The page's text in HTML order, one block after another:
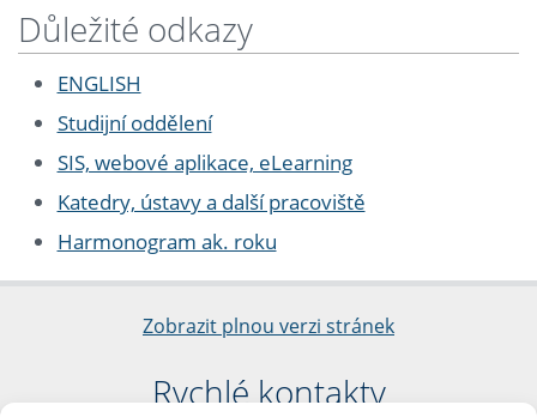
Důležité odkazy
ENGLISH
Studijní oddělení
SIS, webové aplikace, eLearning
Katedry, ústavy a další pracoviště
Harmonogram ak. roku
Zobrazit plnou verzi stránek
Rychlé kontakty